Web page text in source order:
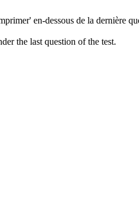
en-dessous de la dernière
the last question of the test.